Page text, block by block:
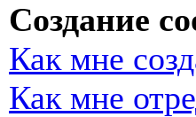
Создание
Как мне
Как мне